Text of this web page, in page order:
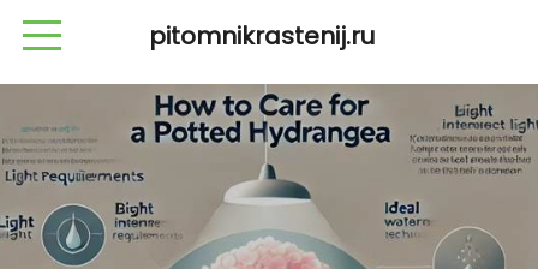
pitomnikrastenij.ru